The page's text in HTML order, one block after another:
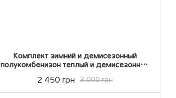
Комплект зимний и демисезонный
полукомбенизон теплый и демисезонный
3 000 грн
2 450 грн